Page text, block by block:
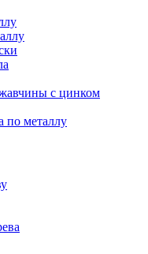
с цинком
по металлу